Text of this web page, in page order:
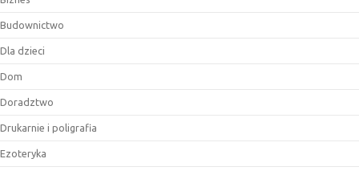
Budownictwo
Dla dzieci
Dom
Doradztwo
Drukarnie i poligrafia
Ezoteryka